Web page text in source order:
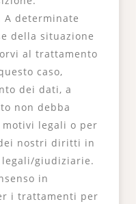
determinate
della situazione
al trattamento
caso,
dei dati, a
non debba
legali o per
nostri diritti in
giudiziarie.
in
i trattamenti per